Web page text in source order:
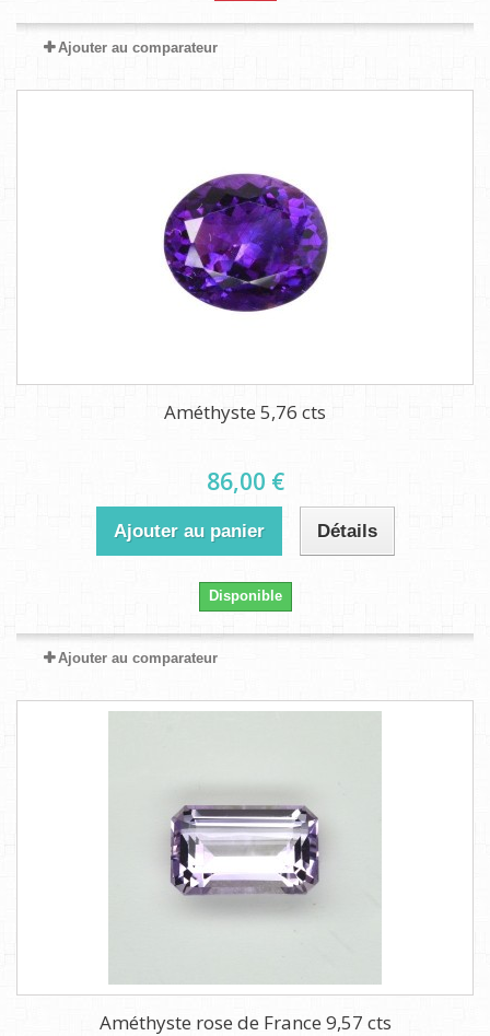
Ajouter au comparateur
Améthyste 5,76 cts
86,00 €
Ajouter au panier Détails
Disponible
Ajouter au comparateur
Améthyste rose de France 9,57 cts